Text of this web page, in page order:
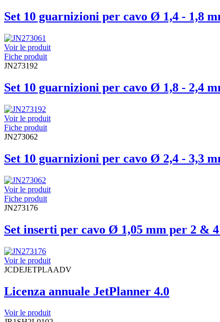
Set 10 guarnizioni per cavo Ø 1,4 - 1,8
Voir le produit
Fiche produit
JN273192
Set 10 guarnizioni per cavo Ø 1,8 - 2,4
Voir le produit
Fiche produit
JN273062
Set 10 guarnizioni per cavo Ø 2,4 - 3,3
Voir le produit
Fiche produit
JN273176
Set inserti per cavo Ø 1,05 mm per 2 &
Voir le produit
JCDEJETPLAADV
Licenza annuale JetPlanner 4.0
Voir le produit